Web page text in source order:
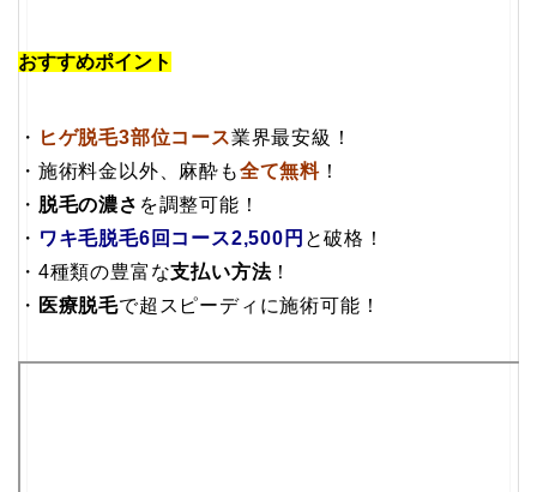
おすすめポイント
・ ヒゲ脱毛3部位コース業界最安級！
・施術料金以外、麻酔も全て無料 ！
・ 脱毛の濃さ を調整可能！
・ ワキ毛脱毛6回コース2,500円 と破格！
・4種類の豊富な支払い方法！
・ 医療脱毛で超スピーディに施術可能！